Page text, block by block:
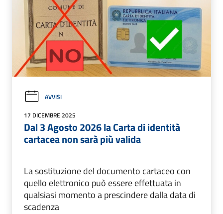
AVVISI
17 DICEMBRE 2025
Dal 3 Agosto 2026 la Carta di identità
cartacea non sarà più valida
La sostituzione del documento cartaceo con
quello elettronico può essere effettuata in
qualsiasi momento a prescindere dalla data di
scadenza